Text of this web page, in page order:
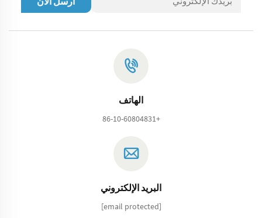
الهاتف
+86-10-60804831
البريد الإلكتروني
[email protected]